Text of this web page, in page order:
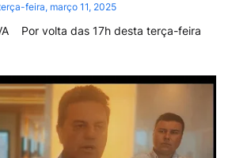
feira, março 11, 2025
Por volta das 17h desta terça-feira